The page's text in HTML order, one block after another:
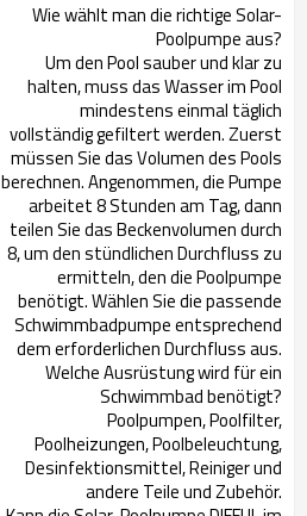
Wie wählt man die richtige Solar-
Poolpumpe aus?
Um den Pool sauber und klar zu
halten, muss das Wasser im Pool
mindestens einmal täglich
vollständig gefiltert werden. Zuerst
müssen Sie das Volumen des Pools
berechnen. Angenommen, die Pumpe
arbeitet 8 Stunden am Tag, dann
teilen Sie das Beckenvolumen durch
8, um den stündlichen Durchfluss zu
ermitteln, den die Poolpumpe
benötigt. Wählen Sie die passende
Schwimmbadpumpe entsprechend
dem erforderlichen Durchfluss aus.
Welche Ausrüstung wird für ein
Schwimmbad benötigt?
Poolpumpen, Poolfilter,
Poolheizungen, Poolbeleuchtung,
Desinfektionsmittel, Reiniger und
andere Teile und Zubehör.